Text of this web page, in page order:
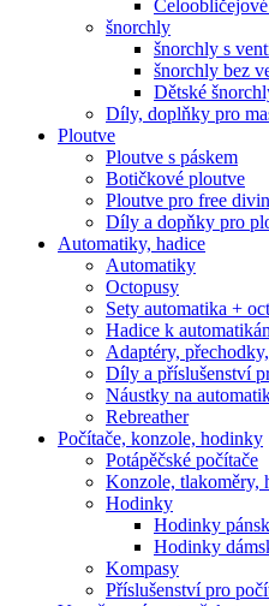
šnorchly
šnorchly s
šnorchly bez
Dětské
Díly, doplňky pro
Ploutve
Ploutve s páskem
Botičkové ploutve
Ploutve pro free
Díly a dopňky pro
Automatiky, hadice
Automatiky
Octopusy
Sety automatika +
Hadice k
Adaptéry,
Díly a příslušenství
Náustky na
Rebreather
Počítače, konzole, hodinky
Potápěčské počítače
Konzole, tlakoměry,
Hodinky
Hodinky
Hodinky
Kompasy
Příslušenství pro